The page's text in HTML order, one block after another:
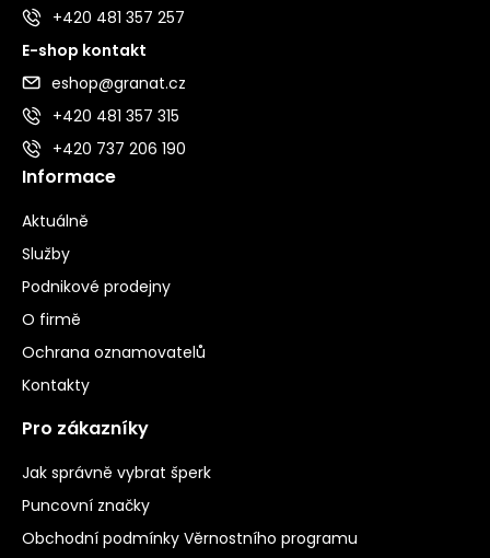
+420 481 357 257
E-shop kontakt
eshop@granat.cz
+420 481 357 315
+420 737 206 190
Informace
Aktuálně
Služby
Podnikové prodejny
O firmě
Ochrana oznamovatelů
Kontakty
Pro zákazníky
Jak správně vybrat šperk
Puncovní značky
Obchodní podmínky Věrnostního programu